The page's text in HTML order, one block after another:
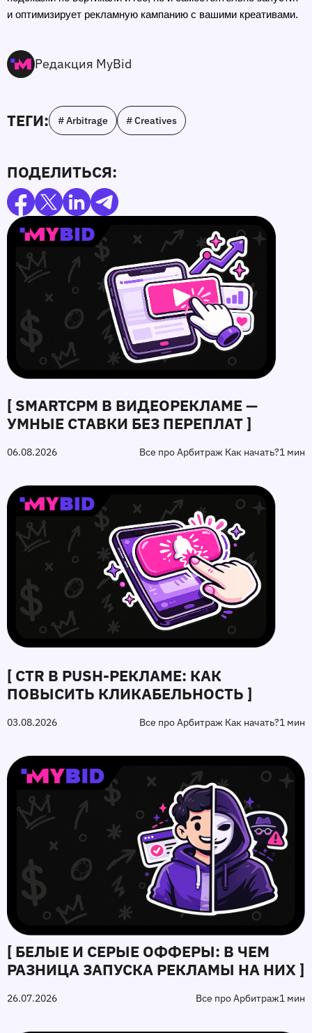
и оптимизирует рекламную кампанию с вашими креативами.
Редакция MyBid
ТЕГИ: # Arbitrage # Creatives
ПОДЕЛИТЬСЯ:
[ SMARTCPM В ВИДЕОРЕКЛАМЕ —
УМНЫЕ СТАВКИ БЕЗ ПЕРЕПЛАТ ]
06.08.2026 Все про Арбитраж Как начать?1 мин
[ CTR В PUSH-РЕКЛАМЕ: КАК
ПОВЫСИТЬ КЛИКАБЕЛЬНОСТЬ ]
03.08.2026 Все про Арбитраж Как начать?1 мин
[ БЕЛЫЕ И СЕРЫЕ ОФФЕРЫ: В ЧЕМ
РАЗНИЦА ЗАПУСКА РЕКЛАМЫ НА НИХ ]
26.07.2026 Все про Арбитраж1 мин